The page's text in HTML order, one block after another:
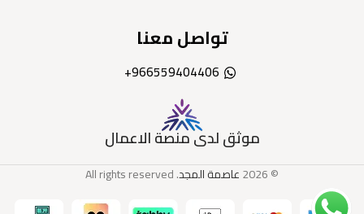
تواصل معنا
966559404406+
موثق لدى منصة الاعمال
© 2026 عاصمة المجد. All rights reserved